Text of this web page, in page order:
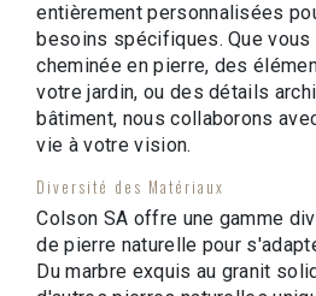
entièrement personnalisées
besoins spécifiques. Que
cheminée en pierre, des
votre jardin, ou des détails
bâtiment, nous collaborons
vie à votre vision.
Diversité des Matériaux
Colson SA offre une gamme
de pierre naturelle pour
Du marbre exquis au granit